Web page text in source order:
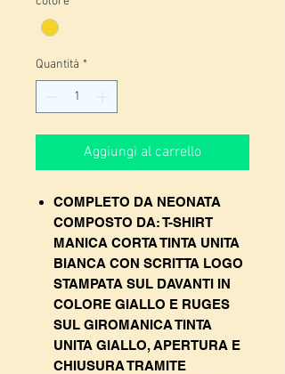
Quantità *
Aggiungi al carrello
COMPLETO DA NEONATA
COMPOSTO DA: T-SHIRT
MANICA CORTA TINTA UNITA
BIANCA CON SCRITTA LOGO
STAMPATA SUL DAVANTI IN
COLORE GIALLO E RUGES
SUL GIROMANICA TINTA
UNITA GIALLO, APERTURA E
CHIUSURA TRAMITE